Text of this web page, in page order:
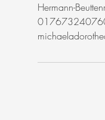
Hermann-